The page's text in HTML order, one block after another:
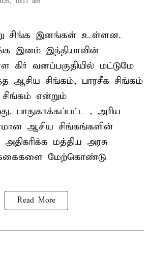
சிங்க இனங்கள் உள்ளன.
இனம் இந்தியாவின்
கிர் வனப்பகுதியில் மட்டுமே
ஆசிய சிங்கம், பாரசீக சிங்கம்
என்றும்
பாதுகாக்கப்பட்ட , அரிய
ஆசிய சிங்கங்களின்
மத்திய அரசு
மேற்கொண்டு
Read More